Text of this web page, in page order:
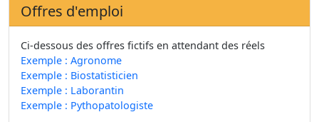
Offres d'emploi
Ci-dessous des offres fictifs en attendant des réels
Exemple : Agronome
Exemple : Biostatisticien
Exemple : Laborantin
Exemple : Pythopatologiste